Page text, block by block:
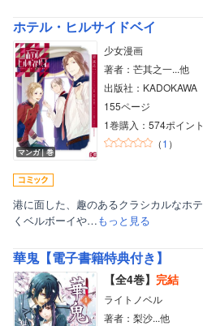
ホテル・ヒルサイドベイ
マンガ｜巻
少女漫画
著者：芒其之一...他
出版社：KADOKAWA
155ページ
1巻購入：574ポイント
（1 ）
港に面した、趣のあるクラシカルなホ
くベルボーイや…もっと見る
華鬼【電子書籍特典付き】
【全4巻】 完結
ライトノベル
著者：梨沙...他